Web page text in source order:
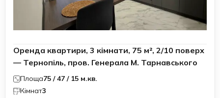
Оренда квартири, 3 кімнати, 75 м², 2/10 поверх
— Тернопіль, пров. Генерала М. Тарнавського
Площа75 / 47 / 15 м.кв.
Кімнат3